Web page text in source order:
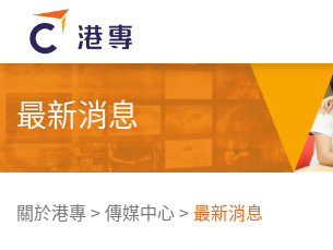
最新消息
關於港專>傳媒中心> 最新消息